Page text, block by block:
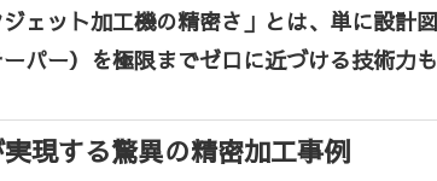
ェット加工機の精密さ」とは、単に設計
ー）を極限までゼロに近づける技術力も
現する驚異の精密加工事例